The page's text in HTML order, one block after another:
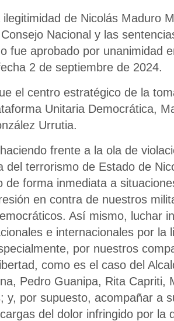
de Nicolás Maduro
Nacional y las
fue aprobado por unanimidad
2 de septiembre de 2024.
el centro estratégico de la
Unitaria Democrática,
Urrutia.
frente a la ola de
del terrorismo de Estado de
de forma inmediata a
en contra de nuestros
Así mismo, luchar
e internacionales por la
por nuestros
como es el caso del
Pedro Guanipa, Rita Capriti,
y, por supuesto, acompañar a
del dolor infringido por la